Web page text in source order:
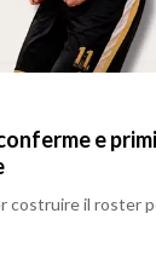
e
costruire il roster